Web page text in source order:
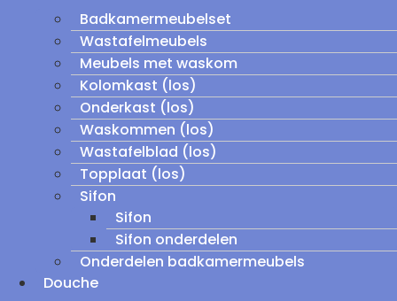
Badkamermeubelset
Wastafelmeubels
Meubels met waskom
Kolomkast (los)
Onderkast (los)
Waskommen (los)
Wastafelblad (los)
Topplaat (los)
Sifon
Sifon
Sifon onderdelen
Onderdelen badkamermeubels
Douche